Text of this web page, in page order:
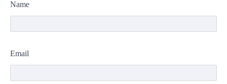
Name
Email